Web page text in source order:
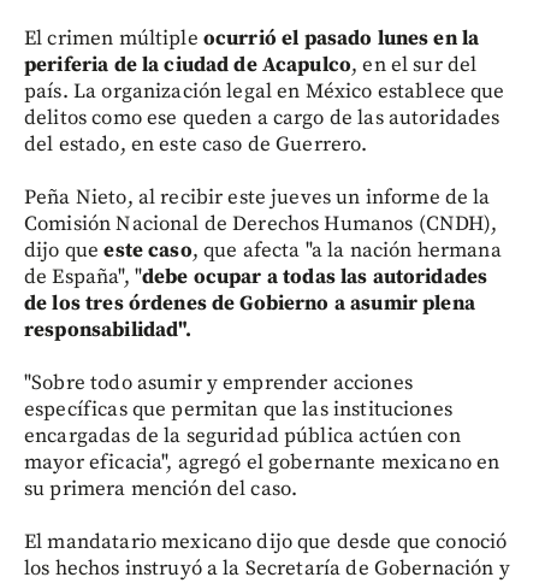
El crimen múltiple ocurrió el pasado lunes en la
periferia de la ciudad de Acapulco, en el sur del
país. La organización legal en México establece que
delitos como ese queden a cargo de las autoridades
del estado, en este caso de Guerrero.
Peña Nieto, al recibir este jueves un informe de la
Comisión Nacional de Derechos Humanos (CNDH),
dijo queeste caso, que afecta "a la nación hermana
de España", "debe ocupar a todas las autoridades
de los tres órdenes de Gobierno a asumir plena
responsabilidad".
"Sobre todo asumir y emprender acciones
específicas que permitan que las instituciones
encargadas de la seguridad pública actúen con
mayor eficacia", agregó el gobernante mexicano en
su primera mención del caso.
El mandatario mexicano dijo que desde que conoció
los hechos instruyó a la Secretaría de Gobernación y